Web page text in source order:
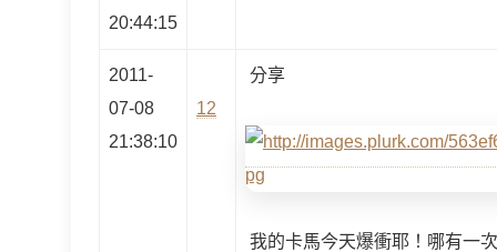
20:44:15
2011-
07-08
21:38:10
12
分享
我的卡馬今天爆衝耶！哪有一